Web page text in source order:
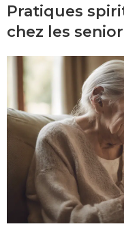
Pratiques
chez les